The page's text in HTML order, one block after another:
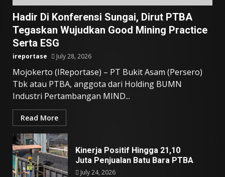
Hadir Di Konferensi Sungai, Dirut PTBA
Tegaskan Wujudkan Good Mining Practice
Serta ESG
ireportase July 28, 2026
Mojokerto (IReportase) – PT Bukit Asam (Persero)
Tbk atau PTBA, anggota dari Holding BUMN
Industri Pertambangan MIND...
Read More
Kinerja Positif Hingga 21,10
Juta Penjualan Batu Bara PTBA
July 24, 2026